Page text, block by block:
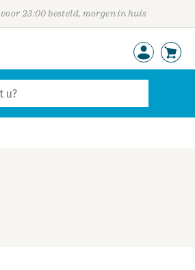
23:00 besteld, morgen in huis